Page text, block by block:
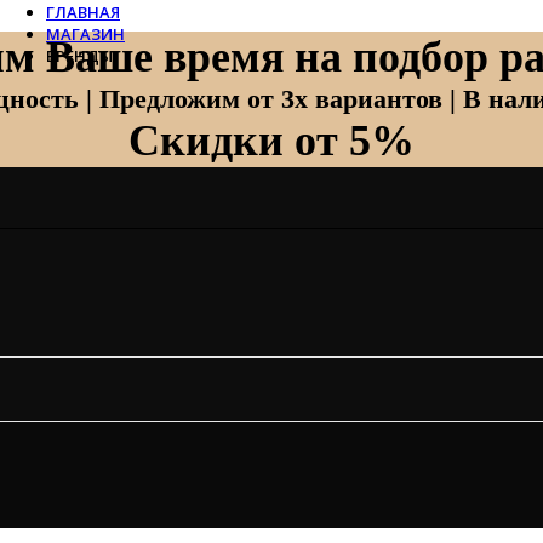
Ваше время на подбор
| Предложим от 3х вариантов | В
Скидки от 5%
ГЛАВНАЯ
МАГАЗИН
БРЕНДЫ
Zehnder
Zehnder Charleston
Loten
Mitsubishi Electric
Systemair